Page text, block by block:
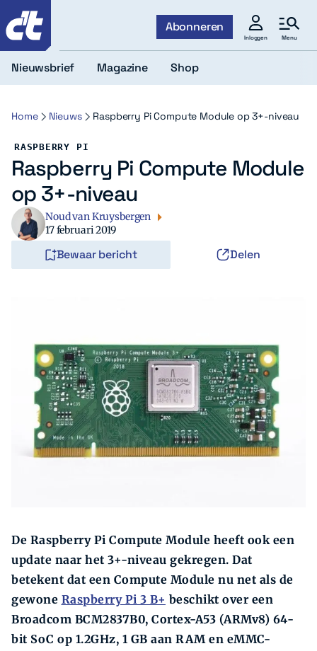
Abonneren
Inloggen Menu
Zoeken Zoek
Nieuwsbrief Magazine Shop
Home Nieuws Raspberry Pi Compute Module op 3+-niveau
RASPBERRY PI
Raspberry Pi Compute Module
op 3+-niveau
Noud van Kruysbergen
17 februari 2019
Bewaar bericht Delen
De Raspberry Pi Compute Module heeft ook een
update naar het 3+-niveau gekregen. Dat
betekent dat een Compute Module nu net als de
gewone Raspberry Pi 3 B+ beschikt over een
Broadcom BCM2837B0, Cortex-A53 (ARMv8) 64-
bit SoC op 1.2GHz, 1 GB aan RAM en eMMC-